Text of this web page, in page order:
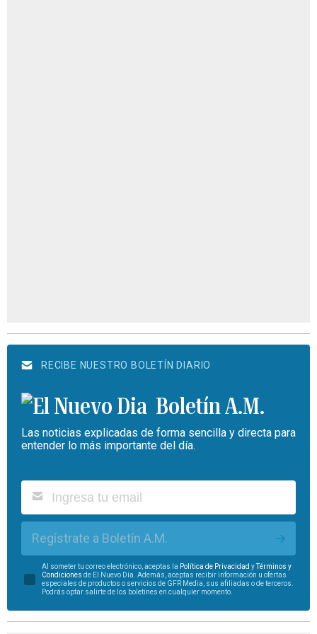
RECIBE NUESTRO BOLETÍN DIARIO
Boletín A.M.
Las noticias explicadas de forma sencilla y directa para
entender lo más importante del día.
Regístrate a Boletín A.M.
Al someter tu correo electrónico, aceptas la Política de Privacidad yTérminos y
Condiciones de El Nuevo Día. Además, aceptas recibir información u ofertas
especiales de productos o servicios de GFR Media, sus afiliadas o de terceros.
Podrás optar salirte de los boletines en cualquier momento.